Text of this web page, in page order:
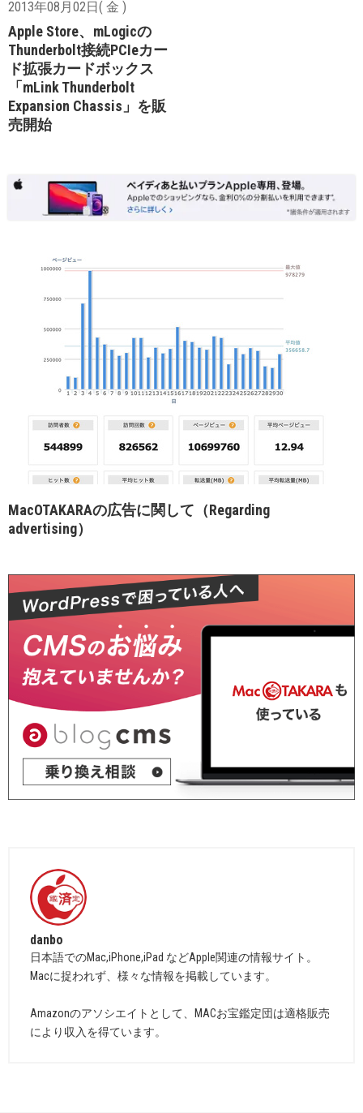
2013年08月02日( 金 )
Apple Store、mLogicの
Thunderbolt接続PCIeカー
ド拡張カードボックス
「mLink Thunderbolt
Expansion Chassis」を販
売開始
MacOTAKARAの広告に関して（Regarding
advertising）
danbo
日本語でのMac,iPhone,iPad などApple関連の情報サイト。
Macに捉われず、様々な情報を掲載しています。
Amazonのアソシエイトとして、MACお宝鑑定団は適格販売
により収入を得ています。